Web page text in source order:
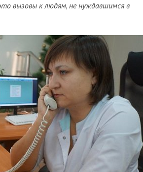
вызовы к людям, не нуждавшимся в